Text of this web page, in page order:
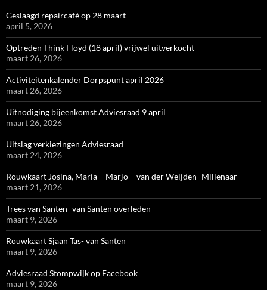
Geslaagd repaircafé op 28 maart
april 5, 2026
Optreden Think Floyd (18 april) vrijwel uitverkocht
maart 26, 2026
Activiteitenkalender Dorpspunt april 2026
maart 26, 2026
Uitnodiging bijeenkomst Adviesraad 9 april
maart 26, 2026
Uitslag verkiezingen Adviesraad
maart 24, 2026
Rouwkaart Josina, Maria – Marjo – van der Weijden- Millenaar
maart 21, 2026
Trees van Santen- van Santen overleden
maart 9, 2026
Rouwkaart Sjaan Tas- van Santen
maart 9, 2026
Adviesraad Stompwijk op Facebook
maart 9, 2026